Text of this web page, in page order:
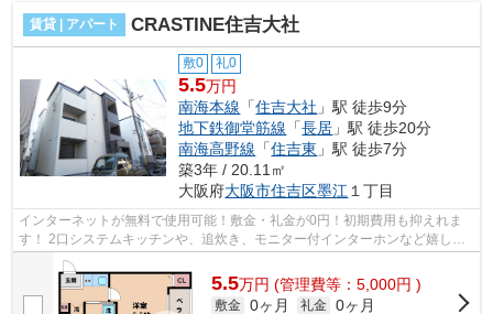
賃貸 | アパート CRASTINE住吉大社
敷0 礼0
5.5万円
南海本線 「住吉大社 」駅 徒歩9分
地下鉄御堂筋線 「長居 」駅 徒歩20分
南海高野線 「住吉東 」駅 徒歩7分
築3年 / 20.11㎡
大阪府大阪市住吉区墨江 １丁目
インターネットが無料で使用可能！敷金・礼金が0円！初期費用も抑えれま
す！ 2口システムキッチンや、追炊き、モニター付インターホンなど嬉しい
設備が充実です！ ■□■□■□■□■□■□■□■□■...
5.5万円 (管理費等：5,000円 )
敷金 0ヶ月 礼金 0ヶ月